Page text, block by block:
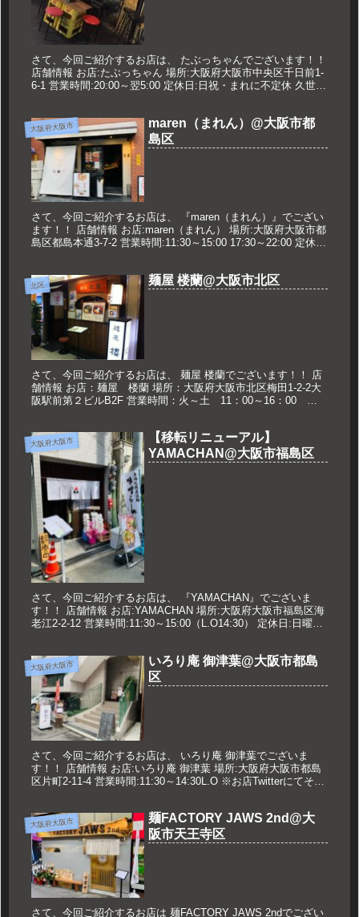
さて、今回ご紹介するお店は、 たぶっちゃんでございます！！
店舗情報 お店:たぶっちゃん 場所:大阪府大阪市中央区千日前1-
6-1 営業時間:20:00～翌5:00 定休日:日祝・まれに不定休 久世の
大阪府大阪市
maren（まれん）@大阪市都
島区
さて、今回ご紹介するお店は、 『maren（まれん）』でござい
ます！！ 店舗情報 お店:maren（まれん） 場所:大阪府大阪市都
島区都島本通3-7-2 営業時間:11:30～15:00 17:30～22:00 定休
北区 麺屋 楼蘭@大阪市北区
さて、今回ご紹介するお店は、 麺屋 楼蘭でございます！！ 店
舗情報 お店：麺屋 楼蘭 場所：大阪府大阪市北区梅田1-2-2大
阪駅前第２ビルB2F 営業時間：火～土 11：00～16：00
大阪府大阪市
【移転リニューアル】
YAMACHAN@大阪市福島区
さて、今回ご紹介するお店は、 『YAMACHAN』でございま
す！！ 店舗情報 お店:YAMACHAN 場所:大阪府大阪市福島区海
老江2-2-12 営業時間:11:30～15:00（L.O14:30） 定休日:日曜日
大阪府大阪市
いろり庵 御津葉@大阪市都島
区
さて、今回ご紹介するお店は、 いろり庵 御津葉でございま
す！！ 店舗情報 お店:いろり庵 御津葉 場所:大阪府大阪市都島
区片町2-11-4 営業時間:11:30～14:30L.O ※お店Twitterにてその
大阪府大阪市
麺FACTORY JAWS 2nd@大
阪市天王寺区
さて、今回ご紹介するお店は 麺FACTORY JAWS 2ndでござい